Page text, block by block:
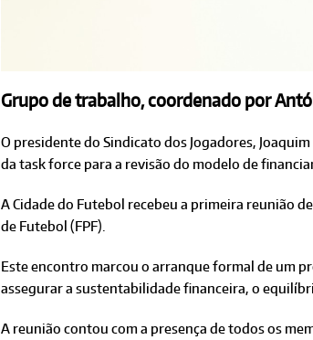
Grupo de trabalho, coordenado por
O presidente do Sindicato dos Jogadores,
da task force para a revisão do modelo de
A Cidade do Futebol recebeu a primeira reunião
de Futebol (FPF).
Este encontro marcou o arranque formal de um
assegurar a sustentabilidade financeira, o
A reunião contou com a presença de todos os